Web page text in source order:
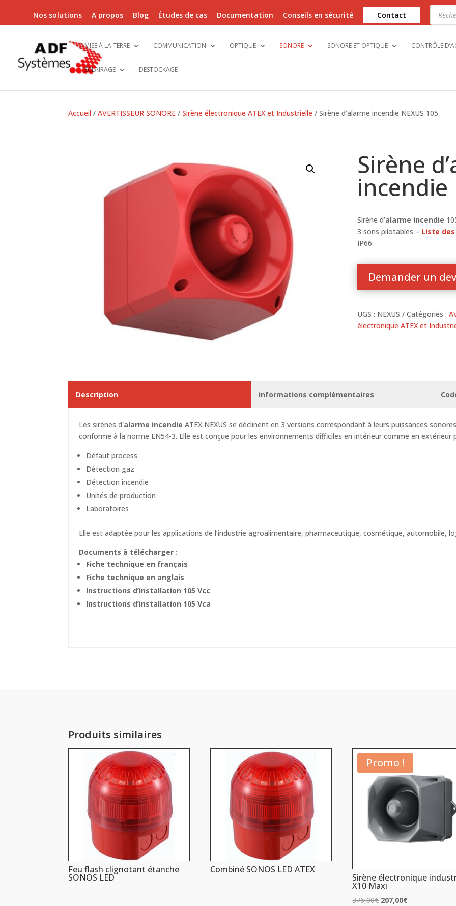
Nos solutions A propos Blog Études de cas Documentation Conseils en sécurité Contact
produits
MISE À LA TERRE COMMUNICATION OPTIQUE SONORE SONORE ET OPTIQUE CONTRÔLE
ÉCLAIRAGE DESTOCKAGE
Accueil /AVERTISSEUR SONORE /Sirène électronique ATEX et Industrielle / Sirène d’alarme incendie NEXUS 105
Sirène
incendie
Sirène d’alarme incendie
3 sons pilotables – Liste
IP66
Demander un
UGS : NEXUS Catégories :
électronique ATEX et
Description informations complémentaires
Lessirènes d'alarme incendie ATEX NEXUS se déclinent en 3 versions correspondant à leurs puissances
conforme à la norme EN54-3. Elle est conçue pour les environnements difficiles en intérieur comme en extérieur
Défaut process
Détection gaz
Détection incendie
Unités de production
Laboratoires
Elle est adaptée pour les applications de l’industrie agroalimentaire, pharmaceutique, cosmétique, automobile,
Documents à télécharger :
Fiche technique en français
Fiche technique en anglais
Instructions d’installation 105 Vcc
Instructions d’installation 105 Vca
Produits similaires
Feu flash clignotant étanche
SONOS LED
Combiné SONOS LED ATEX
Promo !
Sirène électronique
X10 Maxi
376,00€ Le
207,00€